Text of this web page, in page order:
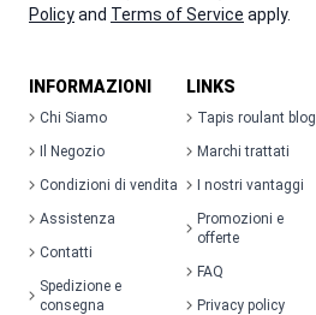
Policyand Terms of Service apply.
INFORMAZIONI
Chi Siamo
Il Negozio
Condizioni di vendita
Assistenza
Contatti
Spedizione e
consegna
LINKS
Tapis roulant blog
Marchi trattati
I nostri vantaggi
Promozioni e
offerte
FAQ
Privacy policy